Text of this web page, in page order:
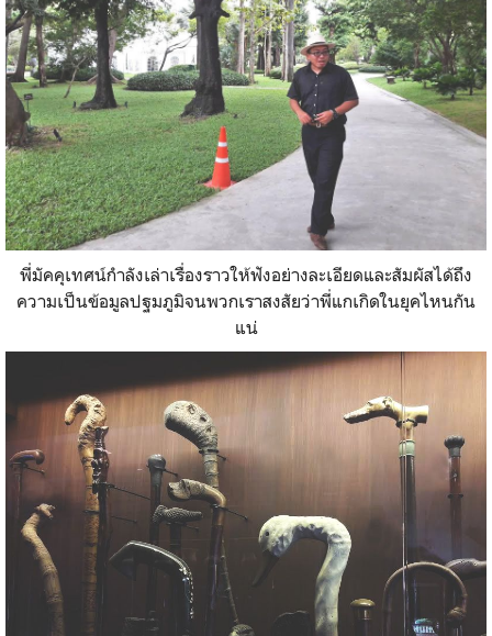
พี่มัคคุเทศน์กำลังเล่าเรื่องราวให้ฟังอย่างละเอียดและสัมผัสได้ถึง
ความเป็นข้อมูลปฐมภูมิจนพวกเราสงสัยว่าพี่แกเกิดในยุคไหนกัน
แน่